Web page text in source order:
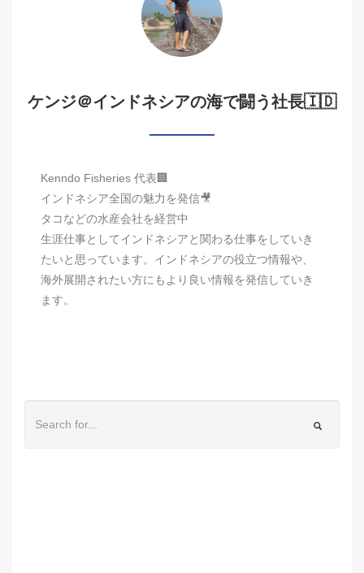
ケンジ＠インドネシアの海で闘う社長🇮🇩
Kenndo Fisheries 代表🏢
インドネシア全国の魅力を発信🎥
タコなどの水産会社を経営中
生涯仕事としてインドネシアと関わる仕事をしていき
たいと思っています。インドネシアの役立つ情報や、
海外展開されたい方にもより良い情報を発信していき
ます。